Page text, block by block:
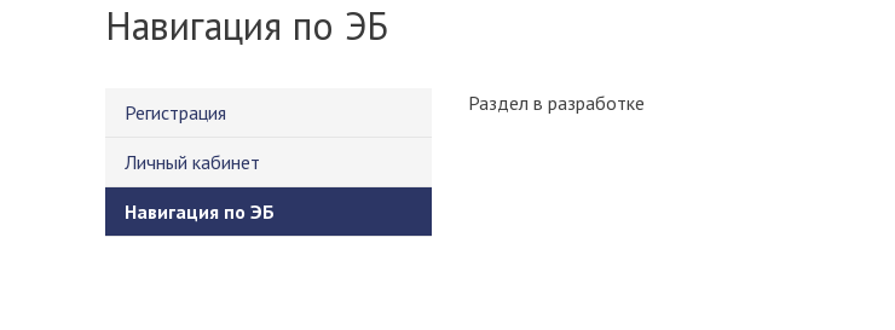
Навигация по ЭБ
Регистрация
Личный кабинет
Навигация по ЭБ
Раздел в разработке